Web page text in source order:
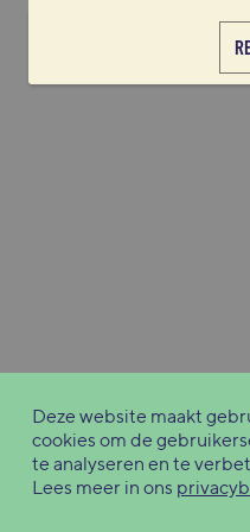
Deze website maakt
cookies om de
te analyseren en te
Lees meer in ons